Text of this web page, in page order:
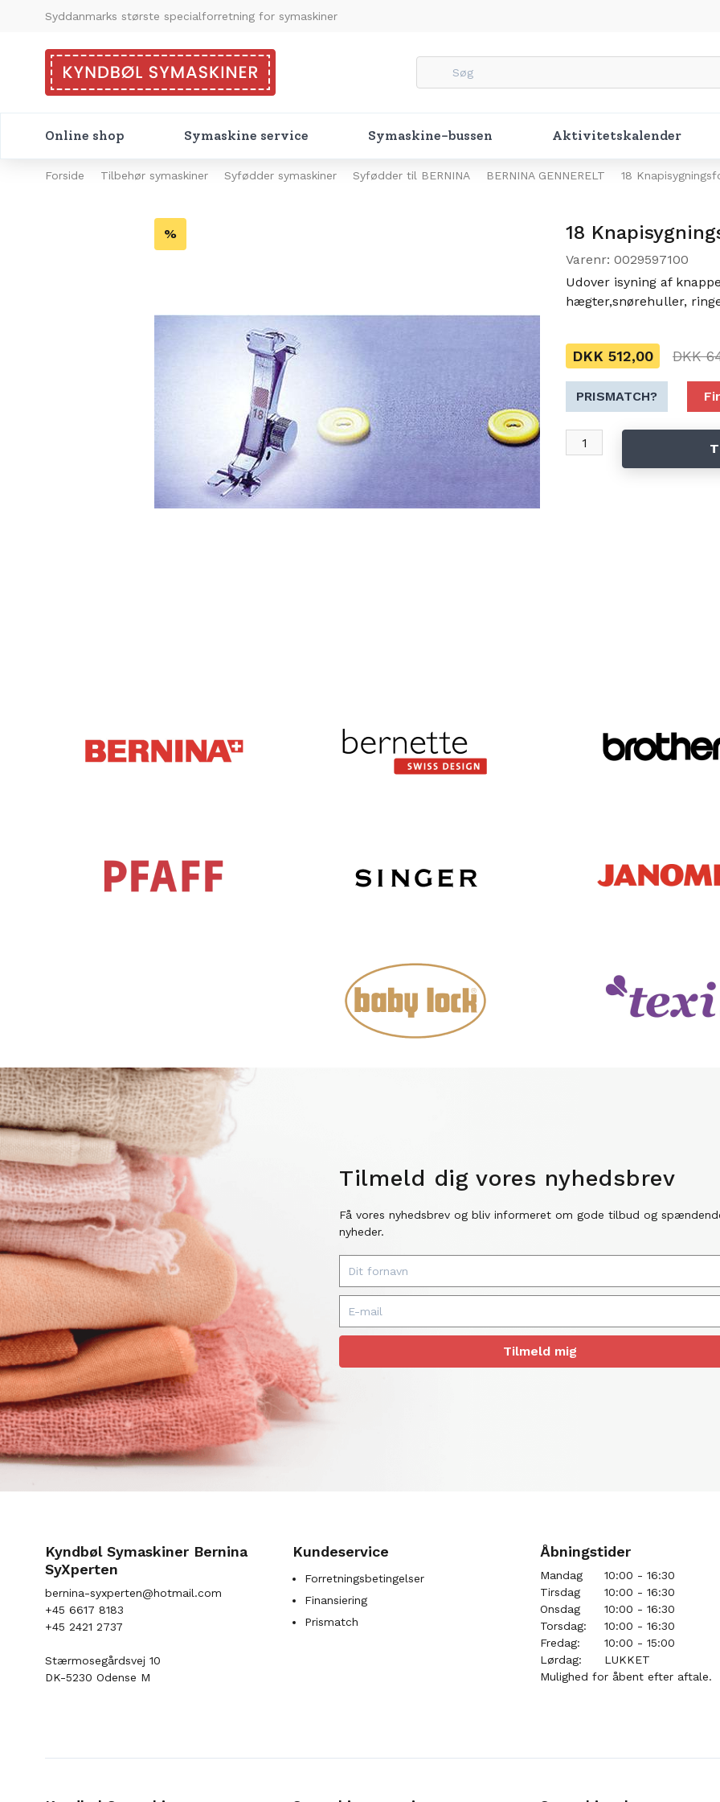
Syddanmarks største specialforretning for symaskiner
Online shop Symaskine service Symaskine-bussen Aktivitetskalender
Forside Tilbehør symaskiner Syfødder symaskiner Syfødder til BERNINA BERNINA GENNERELT 18
% 18
Varenr: 0029597100
Udover isyning af
hægter,snørehuller,
DKK 512,00 DKK
PRISMATCH?
Tilmeld dig vores nyhedsbrev
Få vores nyhedsbrev og bliv informeret om gode tilbud og
nyheder.
Tilmeld mig
Kyndbøl Symaskiner Bernina
SyXperten
bernina-syxperten@hotmail.com
+45 6617 8183
+45 2421 2737
Stærmosegårdsvej 10
DK-5230 Odense M
Kundeservice
Forretningsbetingelser
Finansiering
Prismatch
Åbningstider
Mandag
10:00 - 16:30
Tirsdag
10:00 - 16:30
Onsdag
10:00 - 16:30
Torsdag:
10:00 - 16:30
Fredag:
10:00 - 15:00
Lørdag:
LUKKET
Mulighed for åbent efter aftale.